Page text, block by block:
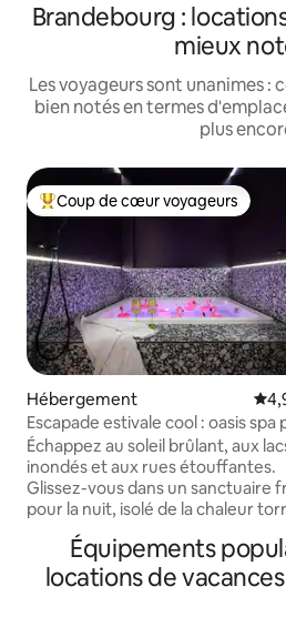
Brandebourg :
mieux
Les voyageurs sont unanimes :
bien notés en termes
plus
Coups de cœur voyageurs les
Coup de cœur voyageurs
Hébergement
Escapade estivale cool : oasis spa
à Kreuzberg
Échappez au soleil brûlant, aux
inondés et aux rues étouffantes.
Glissez-vous dans un sanctuaire
pour la nuit, isolé de la chaleur
l'été. Plongez dans les eaux
bouillonnantes de votre jacuzzi
1,80 x 1,80 m. 75 m² d'intimité absolue
vous attendent derrière des
Équipements
locations de